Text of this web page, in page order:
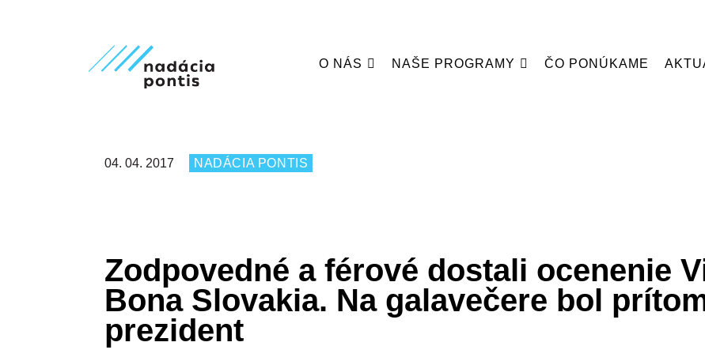
O NÁS NAŠE PROGRAMY ČO PONÚKAME
04. 04. 2017 NADÁCIA PONTIS
Zodpovedné a férové dostali ocenenie
Bona Slovakia. Na galavečere bol
prezident